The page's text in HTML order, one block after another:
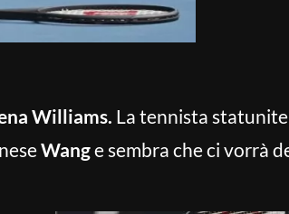
Williams. La tennista
Wange sembra che ci vorrà